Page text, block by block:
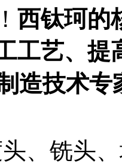
西钛珂的
工艺、提
造技术专
、铣头